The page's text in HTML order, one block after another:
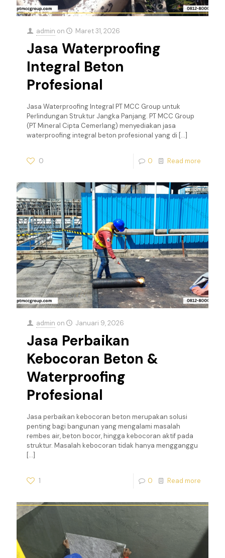
admin on Maret 31, 2026
Jasa Waterproofing
Integral Beton
Profesional
Jasa Waterproofing Integral PT MCC Group untuk
Perlindungan Struktur Jangka Panjang. PT MCC Group
(PT Mineral Cipta Cemerlang) menyediakan jasa
waterproofing integral beton profesional yang di […]
0 0 Read more
admin on Januari 9, 2026
Jasa Perbaikan
Kebocoran Beton &
Waterproofing
Profesional
Jasa perbaikan kebocoran beton merupakan solusi
penting bagi bangunan yang mengalami masalah
rembes air, beton bocor, hingga kebocoran aktif pada
struktur. Masalah kebocoran tidak hanya mengganggu
[…]
1 0 Read more